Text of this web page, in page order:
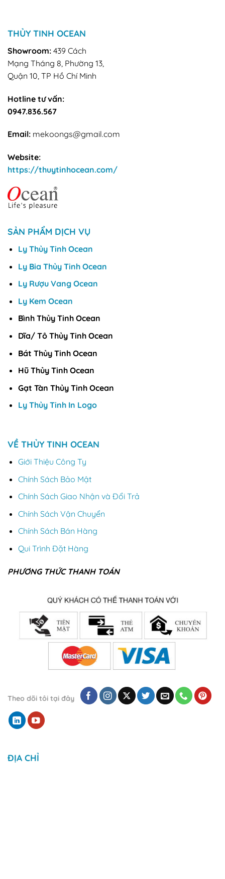
THỦY TINH OCEAN
Showroom: 439 Cách
Mạng Tháng 8, Phường 13,
Quận 10, TP Hồ Chí Minh
Hotline tư vấn:
0947.836.567
Email: mekoongs@gmail.com
Website:
https://thuytinhocean.com/
SẢN PHẨM DỊCH VỤ
Ly Thủy Tinh Ocean
Ly Bia Thủy Tinh Ocean
Ly Rượu Vang Ocean
Ly Kem Ocean
Bình Thủy Tinh Ocean
Dĩa/ Tô Thủy Tinh Ocean
Bát Thủy Tinh Ocean
Hũ Thủy Tinh Ocean
Gạt Tàn Thủy Tinh Ocean
Ly Thủy Tinh In Logo
VỀ THỦY TINH OCEAN
Giới Thiệu Công Ty
Chính Sách Bảo Mật
Chính Sách Giao Nhận và Đổi Trả
Chính Sách Vận Chuyển
Chính Sách Bán Hàng
Qui Trình Đặt Hàng
PHƯƠNG THỨC THANH TOÁN
Theo dõi tôi tại đây
ĐỊA CHỈ